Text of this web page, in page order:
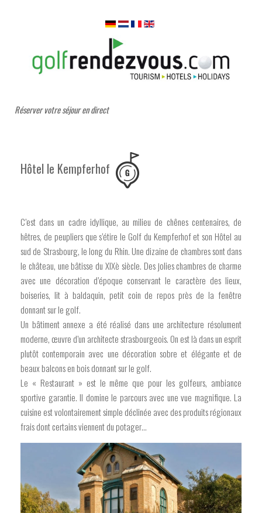
Réserver votre séjour en direct
Hôtel le Kempferhof
C’est dans un cadre idyllique, au milieu de chênes centenaires, de
hêtres, de peupliers que s’étire le Golf du Kempferhof et son Hôtel au
sud de Strasbourg, le long du Rhin. Une dizaine de chambres sont dans
le château, une bâtisse du XIXè siècle. Des jolies chambres de charme
avec une décoration d’époque conservant le caractère des lieux,
boiseries, lit à baldaquin, petit coin de repos près de la fenêtre
donnant sur le golf.
Un bâtiment annexe a été réalisé dans une architecture résolument
moderne, œuvre d’un architecte strasbourgeois. On est là dans un esprit
plutôt contemporain avec une décoration sobre et élégante et de
beaux balcons en bois donnant sur le golf.
Le « Restaurant » est le même que pour les golfeurs, ambiance
sportive garantie. Il domine le parcours avec une vue magnifique. La
cuisine est volontairement simple déclinée avec des produits régionaux
frais dont certains viennent du potager…